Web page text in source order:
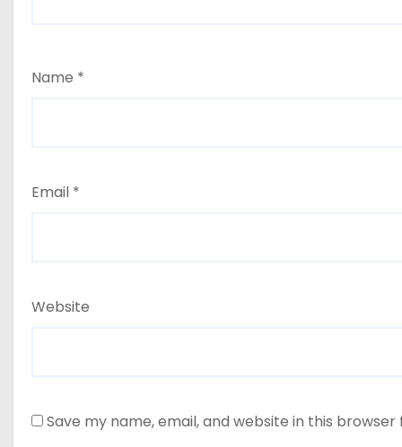
Name *
Email *
Website
Save my name, email, and website in this